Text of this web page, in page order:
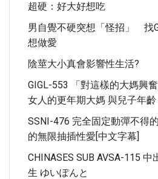
超硬：好大好想吃
男自覺不硬突想「怪招」 找
想做愛
陰莖大小真會影響性生活?
GIGL-553 「對這樣的大媽興
女人的更年期大媽 與兒子年齡
SSNI-476 完全固定動彈不得
的無限抽插性愛[中文字幕]
CHINASES SUB AVSA-115
生 ゆいぽんと